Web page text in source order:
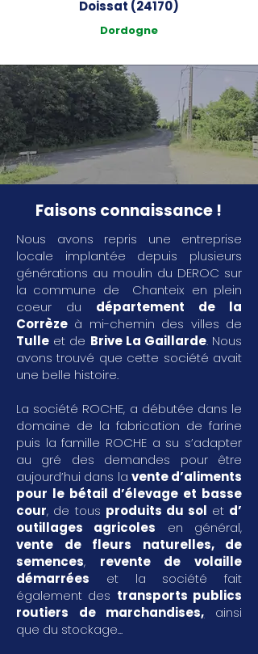
Doissat (24170)
Dordogne
Faisons connaissance !
Nous avons repris une entreprise
locale implantée depuis plusieurs
générations au moulin du DEROC sur
la commune de Chanteix en plein
coeur du département de la
Corrèze à mi-chemin des villes de
Tulle et de Brive La Gaillarde. Nous
avons trouvé que cette société avait
une belle histoire.
La société ROCHE, a débutée dans le
domaine de la fabrication de farine
puis la famille ROCHE a su s’adapter
au gré des demandes pour être
aujourd’hui dans la vente d’aliments
pour le bétail d’élevage et basse
cour, de tous produits du sol et d’
outillages agricoles en général,
vente de fleurs naturelles, de
semences, revente de volaille
démarrées et la société fait
également des transports publics
routiers de marchandises, ainsi
que du stockage...